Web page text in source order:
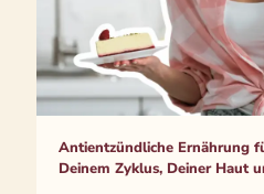
Antientzündliche Ernährung
Deinem Zyklus, Deiner Haut